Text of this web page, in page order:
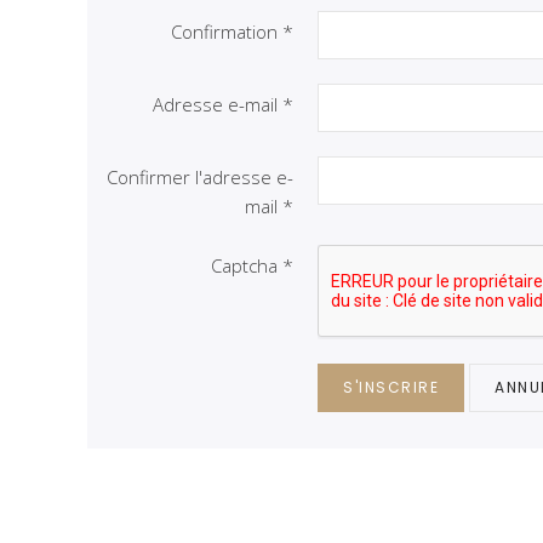
Confirmation *
Adresse e-mail *
Confirmer l'adresse e-
mail *
Captcha *
S'INSCRIRE